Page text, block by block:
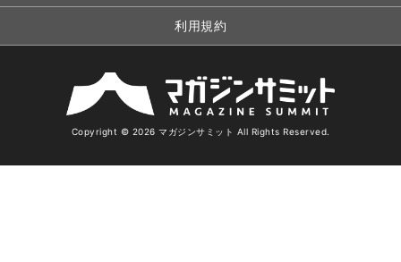
利用規約
Copyright © 2026 マガジンサミット All Rights Reserved.